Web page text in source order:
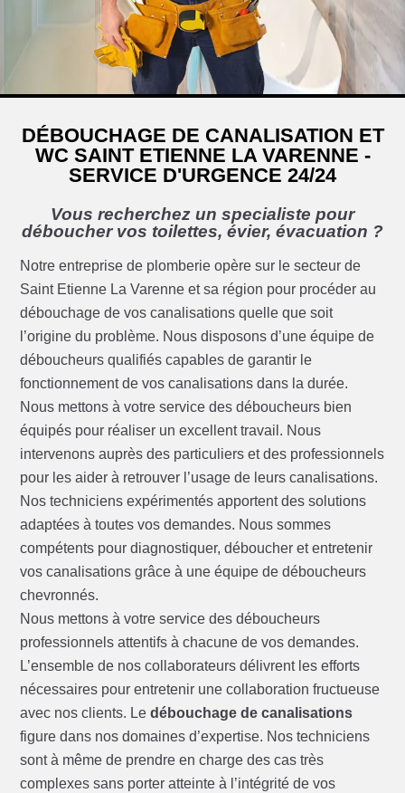
DÉBOUCHAGE DE CANALISATION ET
WC SAINT ETIENNE LA VARENNE -
SERVICE D'URGENCE 24/24
Vous recherchez un specialiste pour
déboucher vos toilettes, évier, évacuation ?
Notre entreprise de plomberie opère sur le secteur de
Saint Etienne La Varenne et sa région pour procéder au
débouchage de vos canalisations quelle que soit
l’origine du problème. Nous disposons d’une équipe de
déboucheurs qualifiés capables de garantir le
fonctionnement de vos canalisations dans la durée.
Nous mettons à votre service des déboucheurs bien
équipés pour réaliser un excellent travail. Nous
intervenons auprès des particuliers et des professionnels
pour les aider à retrouver l’usage de leurs canalisations.
Nos techniciens expérimentés apportent des solutions
adaptées à toutes vos demandes. Nous sommes
compétents pour diagnostiquer, déboucher et entretenir
vos canalisations grâce à une équipe de déboucheurs
chevronnés.
Nous mettons à votre service des déboucheurs
professionnels attentifs à chacune de vos demandes.
L’ensemble de nos collaborateurs délivrent les efforts
nécessaires pour entretenir une collaboration fructueuse
avec nos clients. Ledébouchage de canalisations
figure dans nos domaines d’expertise. Nos techniciens
sont à même de prendre en charge des cas très
complexes sans porter atteinte à l’intégrité de vos